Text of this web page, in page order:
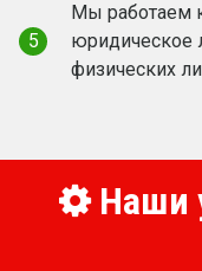
5
Мы работаем
юридическое
физических
Наши